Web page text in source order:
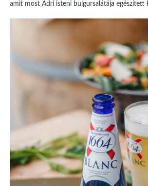
amit most Adri isteni bulgursalátája egészített